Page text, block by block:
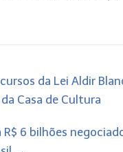
da Lei Aldir
Casa de Cultura
R$ 6 bilhões